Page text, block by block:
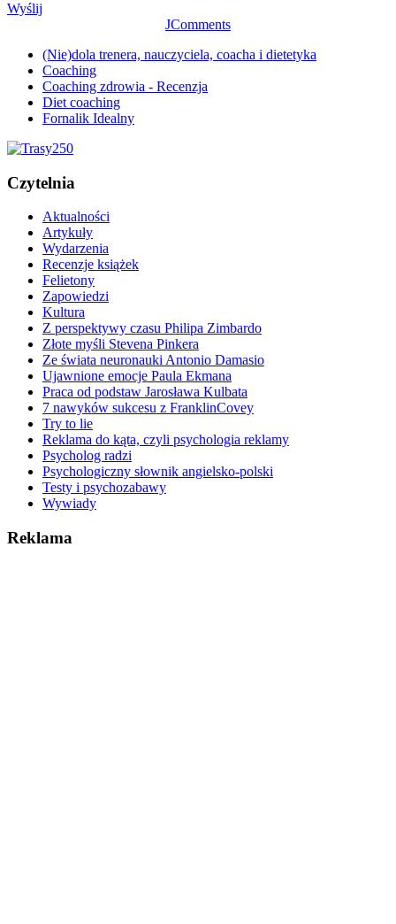
Wyślij
JComments
(Nie)dola trenera, nauczyciela, coacha i dietetyka
Coaching
Coaching zdrowia - Recenzja
Diet coaching
Fornalik Idealny
Czytelnia
Aktualności
Artykuły
Wydarzenia
Recenzje książek
Felietony
Zapowiedzi
Kultura
Z perspektywy czasu Philipa Zimbardo
Złote myśli Stevena Pinkera
Ze świata neuronauki Antonio Damasio
Ujawnione emocje Paula Ekmana
Praca od podstaw Jarosława Kulbata
7 nawyków sukcesu z FranklinCovey
Try to lie
Reklama do kąta, czyli psychologia reklamy
Psycholog radzi
Psychologiczny słownik angielsko-polski
Testy i psychozabawy
Wywiady
Reklama